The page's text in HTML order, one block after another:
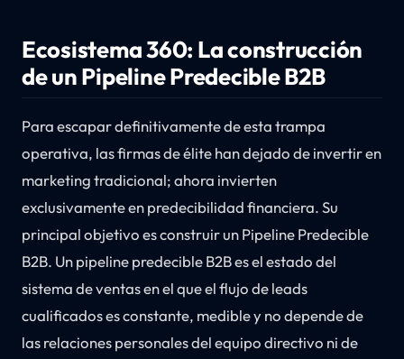
Ecosistema 360: La construcción
de un Pipeline Predecible B2B
Para escapar definitivamente de esta trampa
operativa, las firmas de élite han dejado de invertir en
marketing tradicional; ahora invierten
exclusivamente en predecibilidad financiera. Su
principal objetivo es construir un Pipeline Predecible
B2B. Un pipeline predecible B2B es el estado del
sistema de ventas en el que el flujo de leads
cualificados es constante, medible y no depende de
las relaciones personales del equipo directivo ni de